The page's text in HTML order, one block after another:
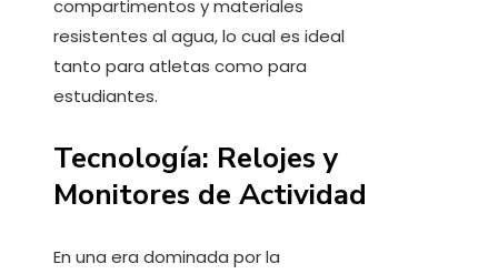
compartimentos y materiales
resistentes al agua, lo cual es ideal
tanto para atletas como para
estudiantes.
Tecnología: Relojes y
Monitores de Actividad
En una era dominada por la